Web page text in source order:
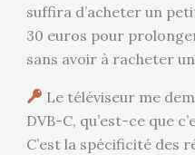
suffira d’acheter un
30 euros pour
sans avoir à racheter
Le téléviseur me
DVB-C, qu’est-ce que
C’est la spécificité des